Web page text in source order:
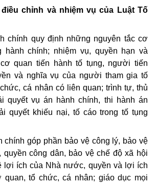
chỉnh và nhiệm vụ của Luật Tố
chính quy định những nguyên tắc cơ
hành chính; nhiệm vụ, quyền hạn và
quan tiến hành tố tụng, người tiến
và nghĩa vụ của người tham gia tố
, cá nhân có liên quan; trình tự, thủ
quyết vụ án hành chính, thi hành án
quyết khiếu nại, tố cáo trong tố tụng
chính góp phần bảo vệ công lý, bảo vệ
công dân, bảo vệ chế độ xã hội
lợi ích của Nhà nước, quyền và lợi ích
quan, tổ chức, cá nhân; giáo dục mọi